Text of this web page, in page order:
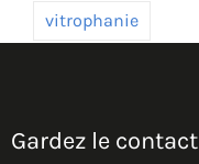
vitrophanie
Gardez le contact